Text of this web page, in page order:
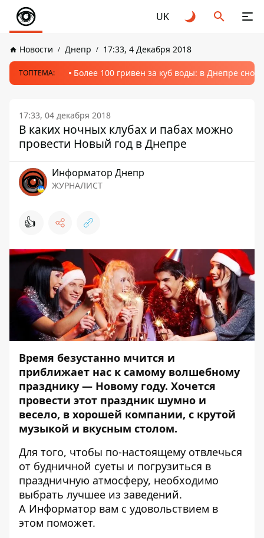
UK
Новости Днепр 17:33, 4 Декабря 2018
ТОПТЕМА: Более 100 гривен за куб воды: в Днепре
17:33, 04 декабря 2018
В каких ночных клубах и пабах можно
провести Новый год в Днепре
Информатор Днепр
ЖУРНАЛИСТ
👍
Время безустанно мчится и
приближает нас к самому волшебному
празднику — Новому году. Хочется
провести этот праздник шумно и
весело, в хорошей компании, с крутой
музыкой и вкусным столом.
Для того, чтобы по-настоящему отвлечься
от будничной суеты и погрузиться в
праздничную атмосферу, необходимо
выбрать лучшее из заведений.
А Информатор вам с удовольствием в
этом поможет.